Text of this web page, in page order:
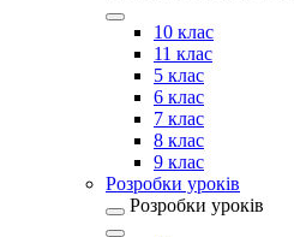
10 клас
11 клас
5 клас
6 клас
7 клас
8 клас
9 клас
Розробки уроків
Розробки уроків